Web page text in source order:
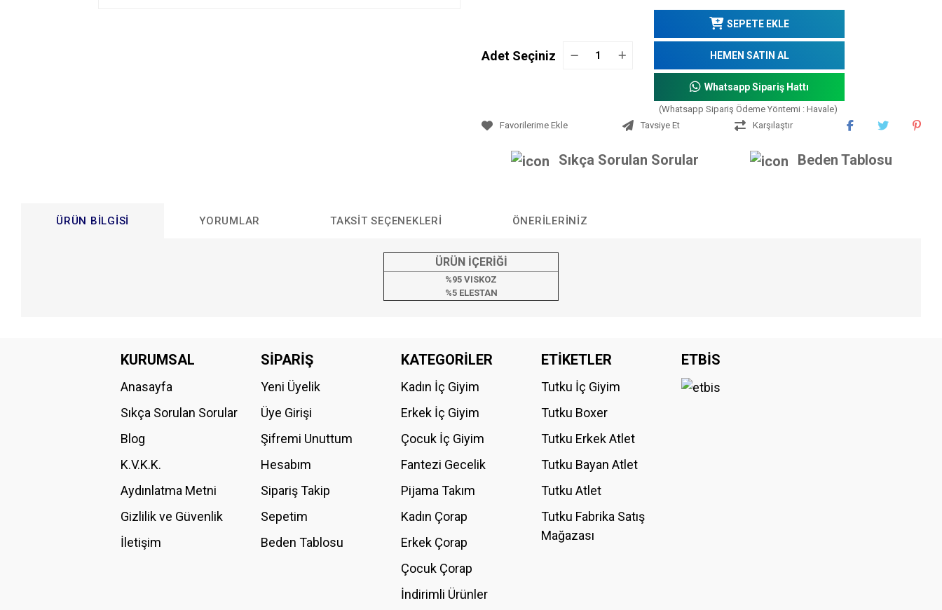
Adet Seçiniz
SEPETE EKLE
HEMEN SATIN AL
Whatsapp Sipariş Hattı
(Whatsapp Sipariş Ödeme Yöntemi : Havale)
Tavsiye Et
Karşılaştır
Sıkça Sorulan Sorular Beden Tablosu
ÜRÜN BILGISI YORUMLAR TAKSIT SEÇENEKLERI ÖNERILERINIZ
ÜRÜN İÇERİĞİ
%95 VISKOZ
%5 ELESTAN
Bu ürüne ilk yorumu siz yapın!
Ürün resmi kalitesiz, bozuk veya görüntülenemiyor.
Ürün fiyatı diğer sitelerden daha pahalı.
Bu ürüne benzer farklı alternatifler olmalı.
KURUMSAL
Anasayfa
Sıkça Sorulan Sorular
Blog
K.V.K.K.
Aydınlatma Metni
Gizlilik ve Güvenlik
İletişim
SİPARİŞ
Yeni Üyelik
Üye Girişi
Şifremi Unuttum
Hesabım
Sipariş Takip
Sepetim
Beden Tablosu
KATEGORİLER
Kadın İç Giyim
Erkek İç Giyim
Çocuk İç Giyim
Fantezi Gecelik
Pijama Takım
Kadın Çorap
Erkek Çorap
Çocuk Çorap
İndirimli Ürünler
ETİKETLER
Tutku İç Giyim
Tutku Boxer
Tutku Erkek Atlet
Tutku Bayan Atlet
Tutku Atlet
Tutku Fabrika Satış
Mağazası
ETBİS